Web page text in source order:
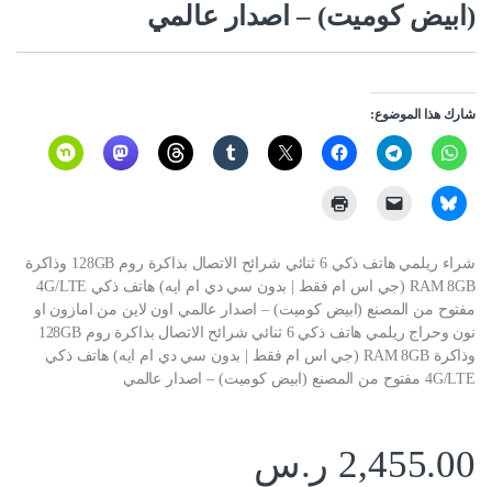
(ابيض كوميت) – اصدار عالمي
شارك هذا الموضوع:
شراء ريلمي هاتف ذكي 6 ثنائي شرائح الاتصال بذاكرة روم 128GB وذاكرة
RAM 8GB (جي اس ام فقط | بدون سي دي ام ايه) هاتف ذكي 4G/LTE
مفتوح من المصنع (ابيض كوميت) – اصدار عالمي اون لاين من امازون او
نون وحراج ريلمي هاتف ذكي 6 ثنائي شرائح الاتصال بذاكرة روم 128GB
وذاكرة RAM 8GB (جي اس ام فقط | بدون سي دي ام ايه) هاتف ذكي
4G/LTE مفتوح من المصنع (ابيض كوميت) – اصدار عالمي
2,455.00 ر.س